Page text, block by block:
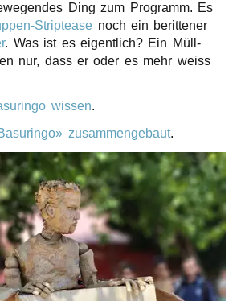
Ding zum Programm. Es
Strip­tease noch ein berit­te­ner
. Was ist es eigent­lich? Ein Müll­
nur, dass er oder es mehr weiss
wissen.
zusam­men­ge­baut.